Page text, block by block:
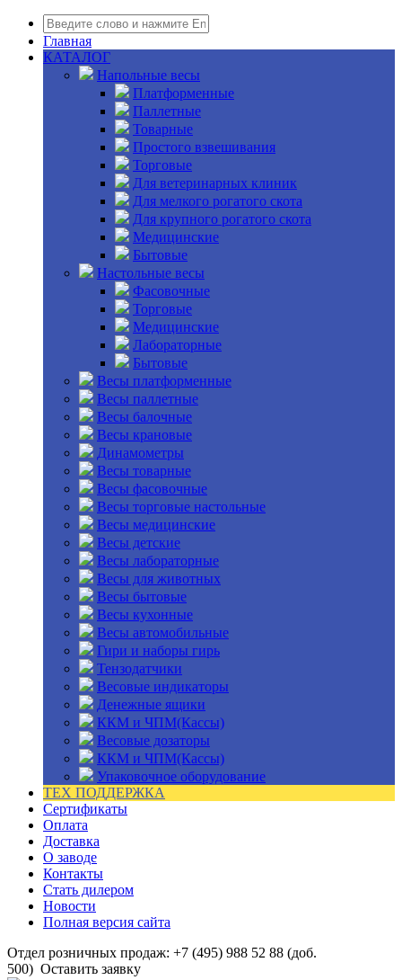
Главная
КАТАЛОГ
Напольные весы
Платформенные
Паллетные
Товарные
Простого взвешивания
Торговые
Для ветеринарных клиник
Для мелкого рогатого скота
Для крупного рогатого скота
Медицинские
Бытовые
Настольные весы
Фасовочные
Торговые
Медицинские
Лабораторные
Бытовые
Весы платформенные
Весы паллетные
Весы балочные
Весы крановые
Динамометры
Весы товарные
Весы фасовочные
Весы торговые настольные
Весы медицинские
Весы детские
Весы лабораторные
Весы для животных
Весы бытовые
Весы кухонные
Весы автомобильные
Гири и наборы гирь
Тензодатчики
Весовые индикаторы
Денежные ящики
ККМ и ЧПМ(Кассы)
Весовые дозаторы
ККМ и ЧПМ(Кассы)
Упаковочное оборудование
ТЕХ ПОДДЕРЖКА
Сертификаты
Оплата
Доставка
О заводе
Контакты
Стать дилером
Новости
Полная версия сайта
Отдел розничных продаж: +7 (495) 988 52 88 (доб.
500) Оставить заявку